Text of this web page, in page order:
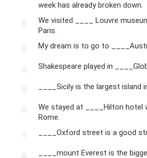
week has already broken down.
We visited ____ Louvre
Paris.
My dream is to go to
Shakespeare played in
____Sicily is the largest island
We stayed at ____Hilton hotel
Rome.
____Oxford street is a good
____mount Everest is the